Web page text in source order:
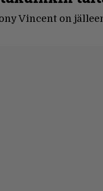
Vincent on